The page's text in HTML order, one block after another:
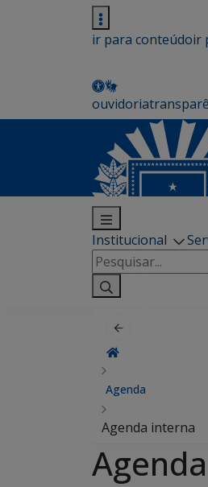
ir para conteúdoir
ouvidoria
Institucional
Pesquisar
por:
Agenda
Agenda interna